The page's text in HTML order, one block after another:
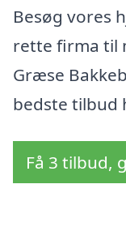
Besøg vores
rette firma til
Græse
bedste tilbud
Få 3 tilbud,